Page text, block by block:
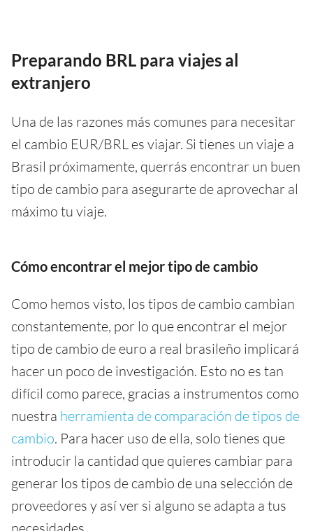
Preparando BRL para viajes al
extranjero
Una de las razones más comunes para necesitar
el cambio EUR/BRL es viajar. Si tienes un viaje a
Brasil próximamente, querrás encontrar un buen
tipo de cambio para asegurarte de aprovechar al
máximo tu viaje.
Cómo encontrar el mejor tipo de cambio
Como hemos visto, los tipos de cambio cambian
constantemente, por lo que encontrar el mejor
tipo de cambio de euro a real brasileño implicará
hacer un poco de investigación. Esto no es tan
difícil como parece, gracias a instrumentos como
nuestra herramienta de comparación de tipos de
cambio. Para hacer uso de ella, solo tienes que
introducir la cantidad que quieres cambiar para
generar los tipos de cambio de una selección de
proveedores y así ver si alguno se adapta a tus